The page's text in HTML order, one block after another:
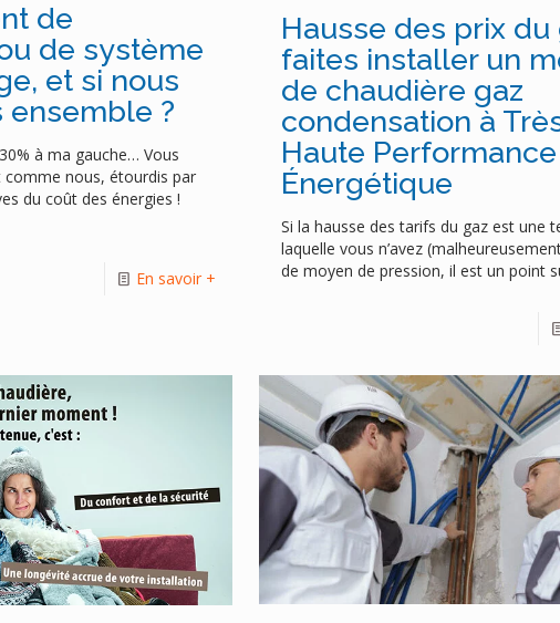
de
de système
et si nous
ensemble ?
à ma gauche… Vous
nous, étourdis par
du coût des énergies !
En savoir +
Hausse des prix du
faites installer un
de chaudière gaz
condensation à
Haute Performance
Énergétique
Si la hausse des tarifs du gaz est une
laquelle vous n’avez
de moyen de pression, il est un point